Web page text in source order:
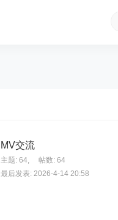
MV交流
主题: 64,
帖数: 64
最后发表: 2026-4-14 20:58